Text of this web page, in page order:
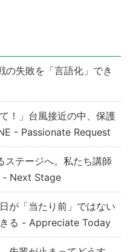
の失敗を「言語化」でき
！」台風接近の中、保護
- Passionate Request
ステージへ。私たち講師
- Next Stage
が「当たり前」ではない
る - Appreciate Today